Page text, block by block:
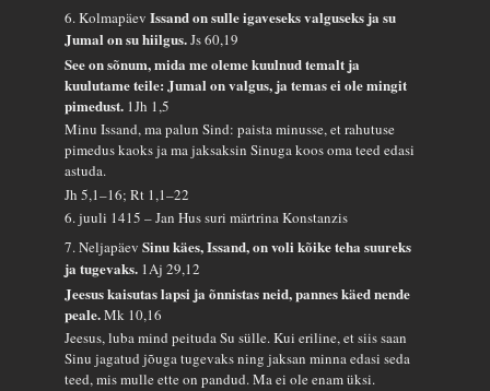
6. KolmapäevIssand on sulle igaveseks valguseks ja su
Jumal on su hiilgus.Js 60,19
See on sõnum, mida me oleme kuulnud temalt ja
kuulutame teile: Jumal on valgus, ja temas ei ole mingit
pimedust. 1Jh 1,5
Minu Issand, ma palun Sind: paista minusse, et rahutuse
pimedus kaoks ja ma jaksaksin Sinuga koos oma teed edasi
astuda.
Jh 5,1–16; Rt 1,1–22
6. juuli 1415 – Jan Hus suri märtrina Konstanzis
7. NeljapäevSinu käes, Issand, on voli kõike teha suureks
ja tugevaks. 1Aj 29,12
Jeesus kaisutas lapsi ja õnnistas neid, pannes käed nende
peale.Mk 10,16
Jeesus, luba mind peituda Su sülle. Kui eriline, et siis saan
Sinu jagatud jõuga tugevaks ning jaksan minna edasi seda
teed, mis mulle ette on pandud. Ma ei ole enam üksi.